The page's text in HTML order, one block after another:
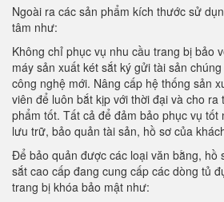
Ngoài ra các sản phẩm kích thước sử
tâm như:
Không chỉ phục vụ nhu cầu trang bị bảo
máy sản xuất két sắt ký gửi tài sản
công nghệ mới. Nâng cấp hệ thống sản
viên để luôn bắt kịp với thời đại và cho
phẩm tốt. Tất cả để đảm bảo phục vụ tốt
lưu trữ, bảo quản tài sản, hồ sơ của
Để bảo quản được các loại văn bằng, hồ
sắt cao cấp đang cung cấp các dòng tủ
trang bị khóa bảo mật như: